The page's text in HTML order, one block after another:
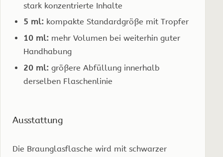
stark konzentrierte Inhalte
5 ml: kompakte Standardgröße mit Tropfer
10 ml: mehr Volumen bei weiterhin guter
Handhabung
20 ml: größere Abfüllung innerhalb
derselben Flaschenlinie
Ausstattung
Die Braunglasflasche wird mit schwarzer